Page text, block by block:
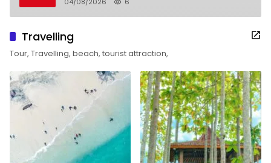
Travelling
Tour, Travelling, beach, tourist attraction,